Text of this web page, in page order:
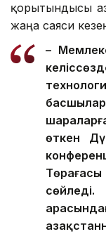
қорытындысы
жаңа саяси
–
өткен